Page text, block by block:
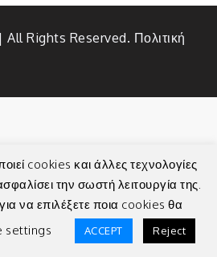
Rights Reserved. Πολιτική
cookies και άλλες τεχνολογίες
την σωστή λειτουργία της.
να επιλέξετε ποια cookies θα
settings ACCEPT Reject